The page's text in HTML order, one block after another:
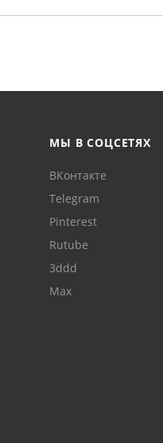
МЫ В СОЦСЕТЯХ
ВКонтакте
Telegram
Pinterest
Rutube
3ddd
Max